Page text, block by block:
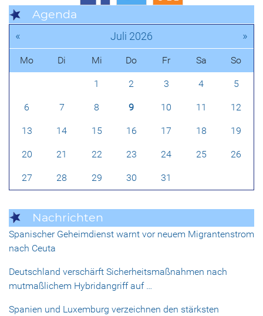
Agenda
« Juli 2026 »
Mo Di Mi Do Fr Sa So
1 2 3 4 5
6 7 8 9 10 11 12
13 14 15 16 17 18 19
20 21 22 23 24 25 26
27 28 29 30 31
Nachrichten
Spanischer Geheimdienst warnt vor neuem Migrantenstrom
nach Ceuta
Deutschland verschärft Sicherheitsmaßnahmen nach
mutmaßlichem Hybridangriff auf …
Spanien und Luxemburg verzeichnen den stärksten